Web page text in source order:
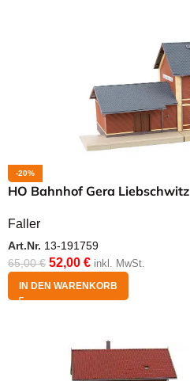
-20%
HO Bahnhof Gera Liebschwitz
Faller
Art.Nr. 13-191759
65,00€ 52,00 € inkl. MwSt.
IN DEN WARENKORB